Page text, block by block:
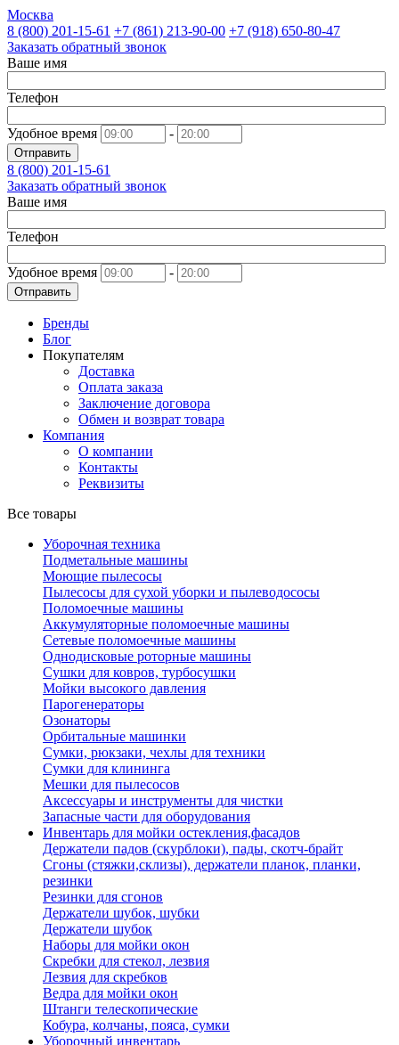
Москва
8 (800) 201-15-61 +7 (861) 213-90-00 +7 (918) 650-80-47
Заказать обратный звонок
Ваше имя
Телефон
Удобное время -
Отправить
8 (800) 201-15-61
Заказать обратный звонок
Ваше имя
Телефон
Удобное время -
Отправить
Бренды
Блог
Покупателям
Доставка
Оплата заказа
Заключение договора
Обмен и возврат товара
Компания
О компании
Контакты
Реквизиты
Все товары
Уборочная техника
Подметальные машины
Моющие пылесосы
Пылесосы для сухой уборки и пылеводососы
Поломоечные машины
Аккумуляторные поломоечные машины
Сетевые поломоечные машины
Однодисковые роторные машины
Сушки для ковров, турбосушки
Мойки высокого давления
Парогенераторы
Озонаторы
Орбитальные машинки
Сумки, рюкзаки, чехлы для техники
Сумки для клининга
Мешки для пылесосов
Аксессуары и инструменты для чистки
Запасные части для оборудования
Инвентарь для мойки остекления,фасадов
Держатели падов (скурблоки), пады, скотч-брайт
Сгоны (стяжки,склизы), держатели планок, планки,
резинки
Резинки для сгонов
Держатели шубок, шубки
Держатели шубок
Наборы для мойки окон
Скребки для стекол, лезвия
Лезвия для скребков
Ведра для мойки окон
Штанги телескопические
Кобура, колчаны, пояса, сумки
Уборочный инвентарь